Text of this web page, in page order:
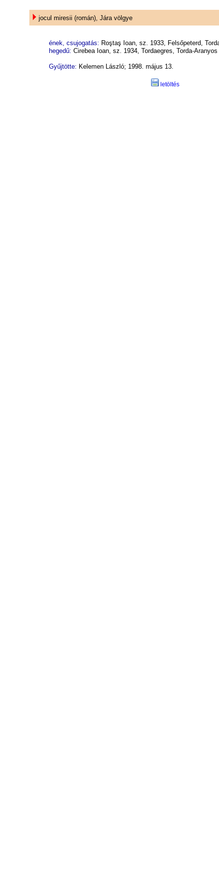
jocul miresii (román), Jára völgye
ének, csujogatás: Roştaş Ioan, sz. 1933, Felsőpeterd,
hegedű: Cirebea Ioan, sz. 1934, Tordaegres, Torda-
Gyűjtötte: Kelemen László; 1998. május 13.
letöltés